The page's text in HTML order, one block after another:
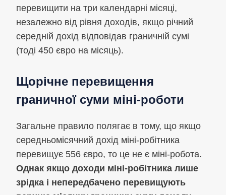
перевищити на три календарні місяці,
незалежно від рівня доходів, якщо річний
середній дохід відповідав граничній сумі
(тоді 450 євро на місяць).
Щорічне перевищення
граничної суми міні-роботи
Загальне правило полягає в тому, що якщо
середньомісячний дохід міні-робітника
перевищує 556 євро, то це не є міні-робота.
Однак якщо доходи міні-робітника лише
зрідка і непередбачено перевищують